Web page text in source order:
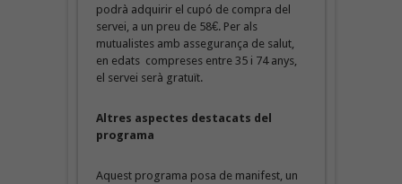
podrà adquirir el cupó de compra del
servei, a un preu de 58€. Per als
mutualistes amb assegurança de salut,
en edats compreses entre 35 i 74 anys,
el servei serà gratuït.
Altres aspectes destacats del
programa
Aquest programa posa de manifest, un